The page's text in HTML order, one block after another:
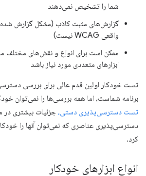
شما را تشخیص نمی‌دهند
گزارش‌های مثبت کاذب (مشکل گزارش
واقعی WCAG نیست)
ممکن است برای انواع و نقش‌های مختلف
ابزارهای متعددی مورد نیاز باشد
تست خودکار اولین قدم عالی برای بررسی
برنامه شماست، اما همه بررسی‌ها را نمی‌توان
تست دسترسی‌پذیری دستی، جزئیات بیشتری در
دسترسی‌پذیری عناصری که نمی‌توان آنها را
کرد.
انواع ابزارهای خودکار